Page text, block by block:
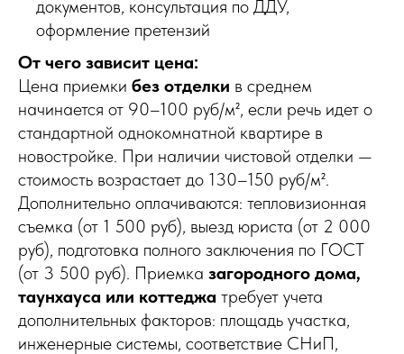
документов, консультация по ДДУ,
оформление претензий
От чего зависит цена:
Цена приемки без отделки в среднем
начинается от 90–100 руб/м², если речь идет о
стандартной однокомнатной квартире в
новостройке. При наличии чистовой отделки —
стоимость возрастает до 130–150 руб/м².
Дополнительно оплачиваются: тепловизионная
съемка (от 1 500 руб), выезд юриста (от 2 000
руб), подготовка полного заключения по ГОСТ
(от 3 500 руб). Приемка загородного дома,
таунхауса или коттеджа требует учета
дополнительных факторов: площадь участка,
инженерные системы, соответствие СНиП,